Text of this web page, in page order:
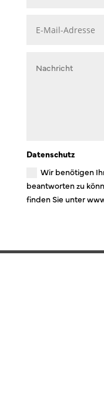
Datenschutz
Wir benötigen
beantworten zu
finden Sie unter